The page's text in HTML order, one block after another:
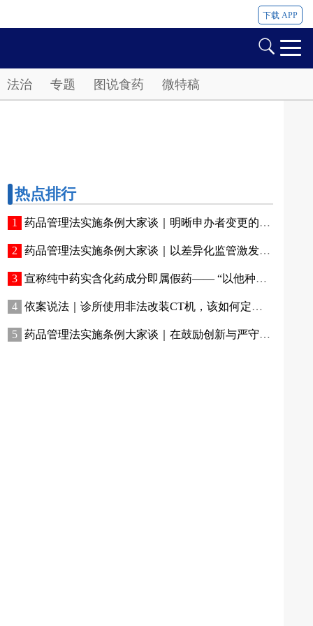
下载 APP
法治 专题 图说食药 微特稿
热点排行
药品管理法实施条例大家谈｜明晰申办者变更的标准化法定程序
药品管理法实施条例大家谈｜以差异化监管激发产业创新活力
宣称纯中药实含化药成分即属假药—— “以他种药品冒充此种药品”实务解读
依案说法｜诊所使用非法改装CT机，该如何定性？
药品管理法实施条例大家谈｜在鼓励创新与严守底线间找到平衡